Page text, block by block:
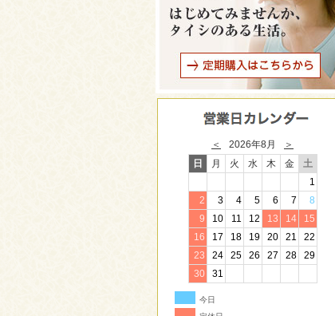
＜ 2026年8月
＞
日
月 火 水 木 金
土
1
2
3 4 5 6 7
8
9
10 11 12 13 14
15
16
17 18 19 20 21
22
23
24 25 26 27 28
29
30
31
今日